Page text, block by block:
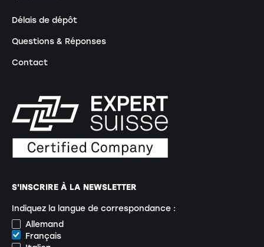
Délais de dépôt
Questions & Réponses
Contact
S'INSCRIRE À LA NEWSLETTER
Indiquez la langue de correspondance :
Allemand
Français